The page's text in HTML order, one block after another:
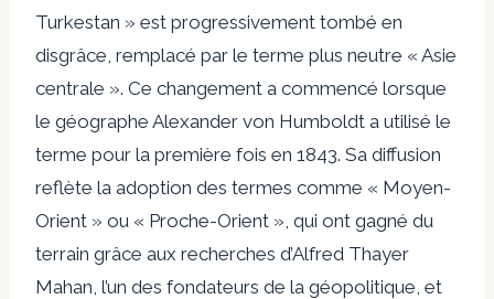
Turkestan » est progressivement tombé en
disgrâce, remplacé par le terme plus neutre « Asie
centrale ». Ce changement a commencé lorsque
le géographe Alexander von Humboldt a utilisé le
terme pour la première fois en 1843. Sa diffusion
reflète la adoption des termes comme « Moyen-
Orient » ou « Proche-Orient », qui ont gagné du
terrain grâce aux recherches d’Alfred Thayer
Mahan, l’un des fondateurs de la géopolitique, et